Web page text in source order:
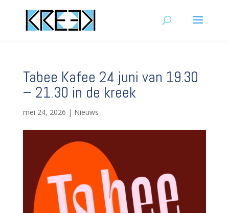
Tabee Kafee 24 juni van 19.30
– 21.30 in de kreek
mei 24, 2026 | Nieuws